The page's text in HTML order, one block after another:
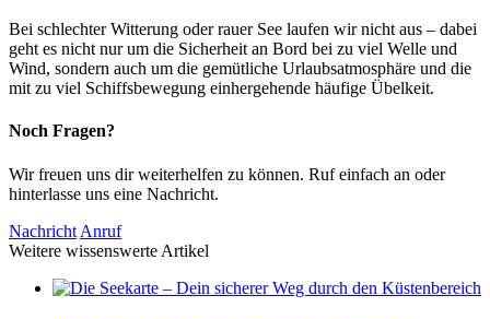
Bei schlechter Witterung oder rauer See laufen wir nicht aus – dabei
geht es nicht nur um die Sicherheit an Bord bei zu viel Welle und
Wind, sondern auch um die gemütliche Urlaubsatmosphäre und die
mit zu viel Schiffsbewegung einhergehende häufige Übelkeit.
Noch Fragen?
Wir freuen uns dir weiterhelfen zu können. Ruf einfach an oder
hinterlasse uns eine Nachricht.
Nachricht Anruf
Weitere wissenswerte Artikel